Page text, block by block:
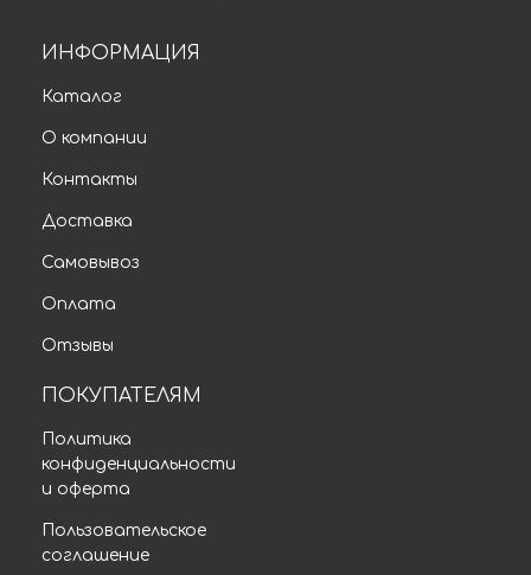
ИНФОРМАЦИЯ
Каталог
О компании
Контакты
Доставка
Самовывоз
Оплата
Отзывы
ПОКУПАТЕЛЯМ
Политика
конфиденциальности
и оферта
Пользовательское
соглашение